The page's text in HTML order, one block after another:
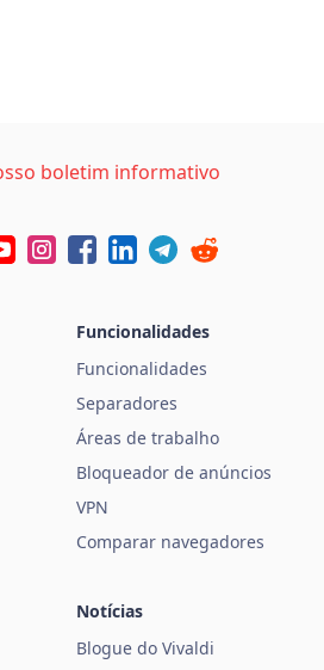
boletim informativo
Funcionalidades
Funcionalidades
Separadores
Áreas de trabalho
Bloqueador de anúncios
VPN
Comparar navegadores
Notícias
Blogue do Vivaldi